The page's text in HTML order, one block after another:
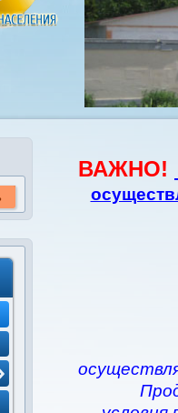
ВАЖНО!